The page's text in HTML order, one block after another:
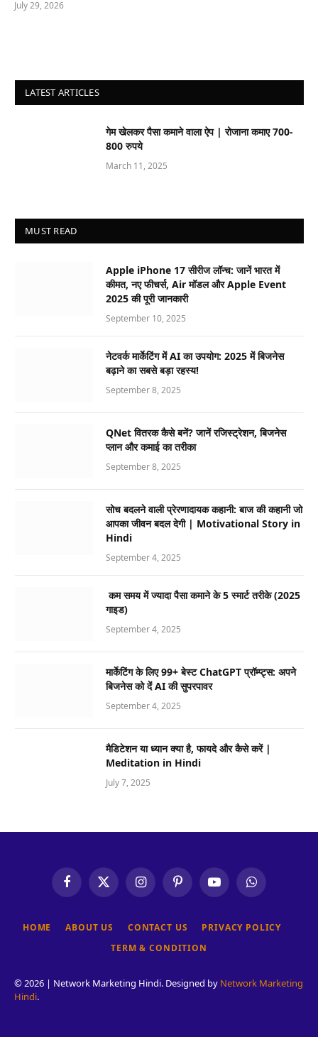
July 29, 2026
LATEST ARTICLES
गेम खेलकर पैसा कमाने वाला ऐप | रोजाना कमाए 700-
800 रुपये
March 11, 2025
MUST READ
Apple iPhone 17 सीरीज लॉन्च: जानें भारत में
कीमत, नए फीचर्स, Air मॉडल और Apple Event
2025 की पूरी जानकारी
September 10, 2025
नेटवर्क मार्केटिंग में AI का उपयोग: 2025 में बिजनेस
बढ़ाने का सबसे बड़ा रहस्य!
September 8, 2025
QNet वितरक कैसे बनें? जानें रजिस्ट्रेशन, बिजनेस
प्लान और कमाई का तरीका
September 8, 2025
सोच बदलने वाली प्रेरणादायक कहानी: बाज की कहानी जो
आपका जीवन बदल देगी | Motivational Story in
Hindi
September 4, 2025
कम समय में ज्यादा पैसा कमाने के 5 स्मार्ट तरीके (2025
गाइड)
September 4, 2025
मार्केटिंग के लिए 99+ बेस्ट ChatGPT प्रॉम्प्ट्स: अपने
बिजनेस को दें AI की सुपरपावर
September 4, 2025
मैडिटेशन या ध्यान क्या है, फायदे और कैसे करें |
Meditation in Hindi
July 7, 2025
FacebookX
(Twitter)
InstagramPinterestYouTubeWhatsApp
HOME ABOUT US CONTACT US
PRIVACY POLICY
TERM & CONDITION
© 2026 | Network Marketing Hindi. Designed by Network Marketing
Hindi.